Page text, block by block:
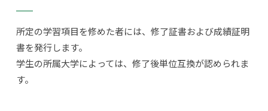
所定の学習項目を修めた者には、修了証書および成績証明
書を発行します。
学生の所属大学によっては、修了後単位互換が認められま
す。